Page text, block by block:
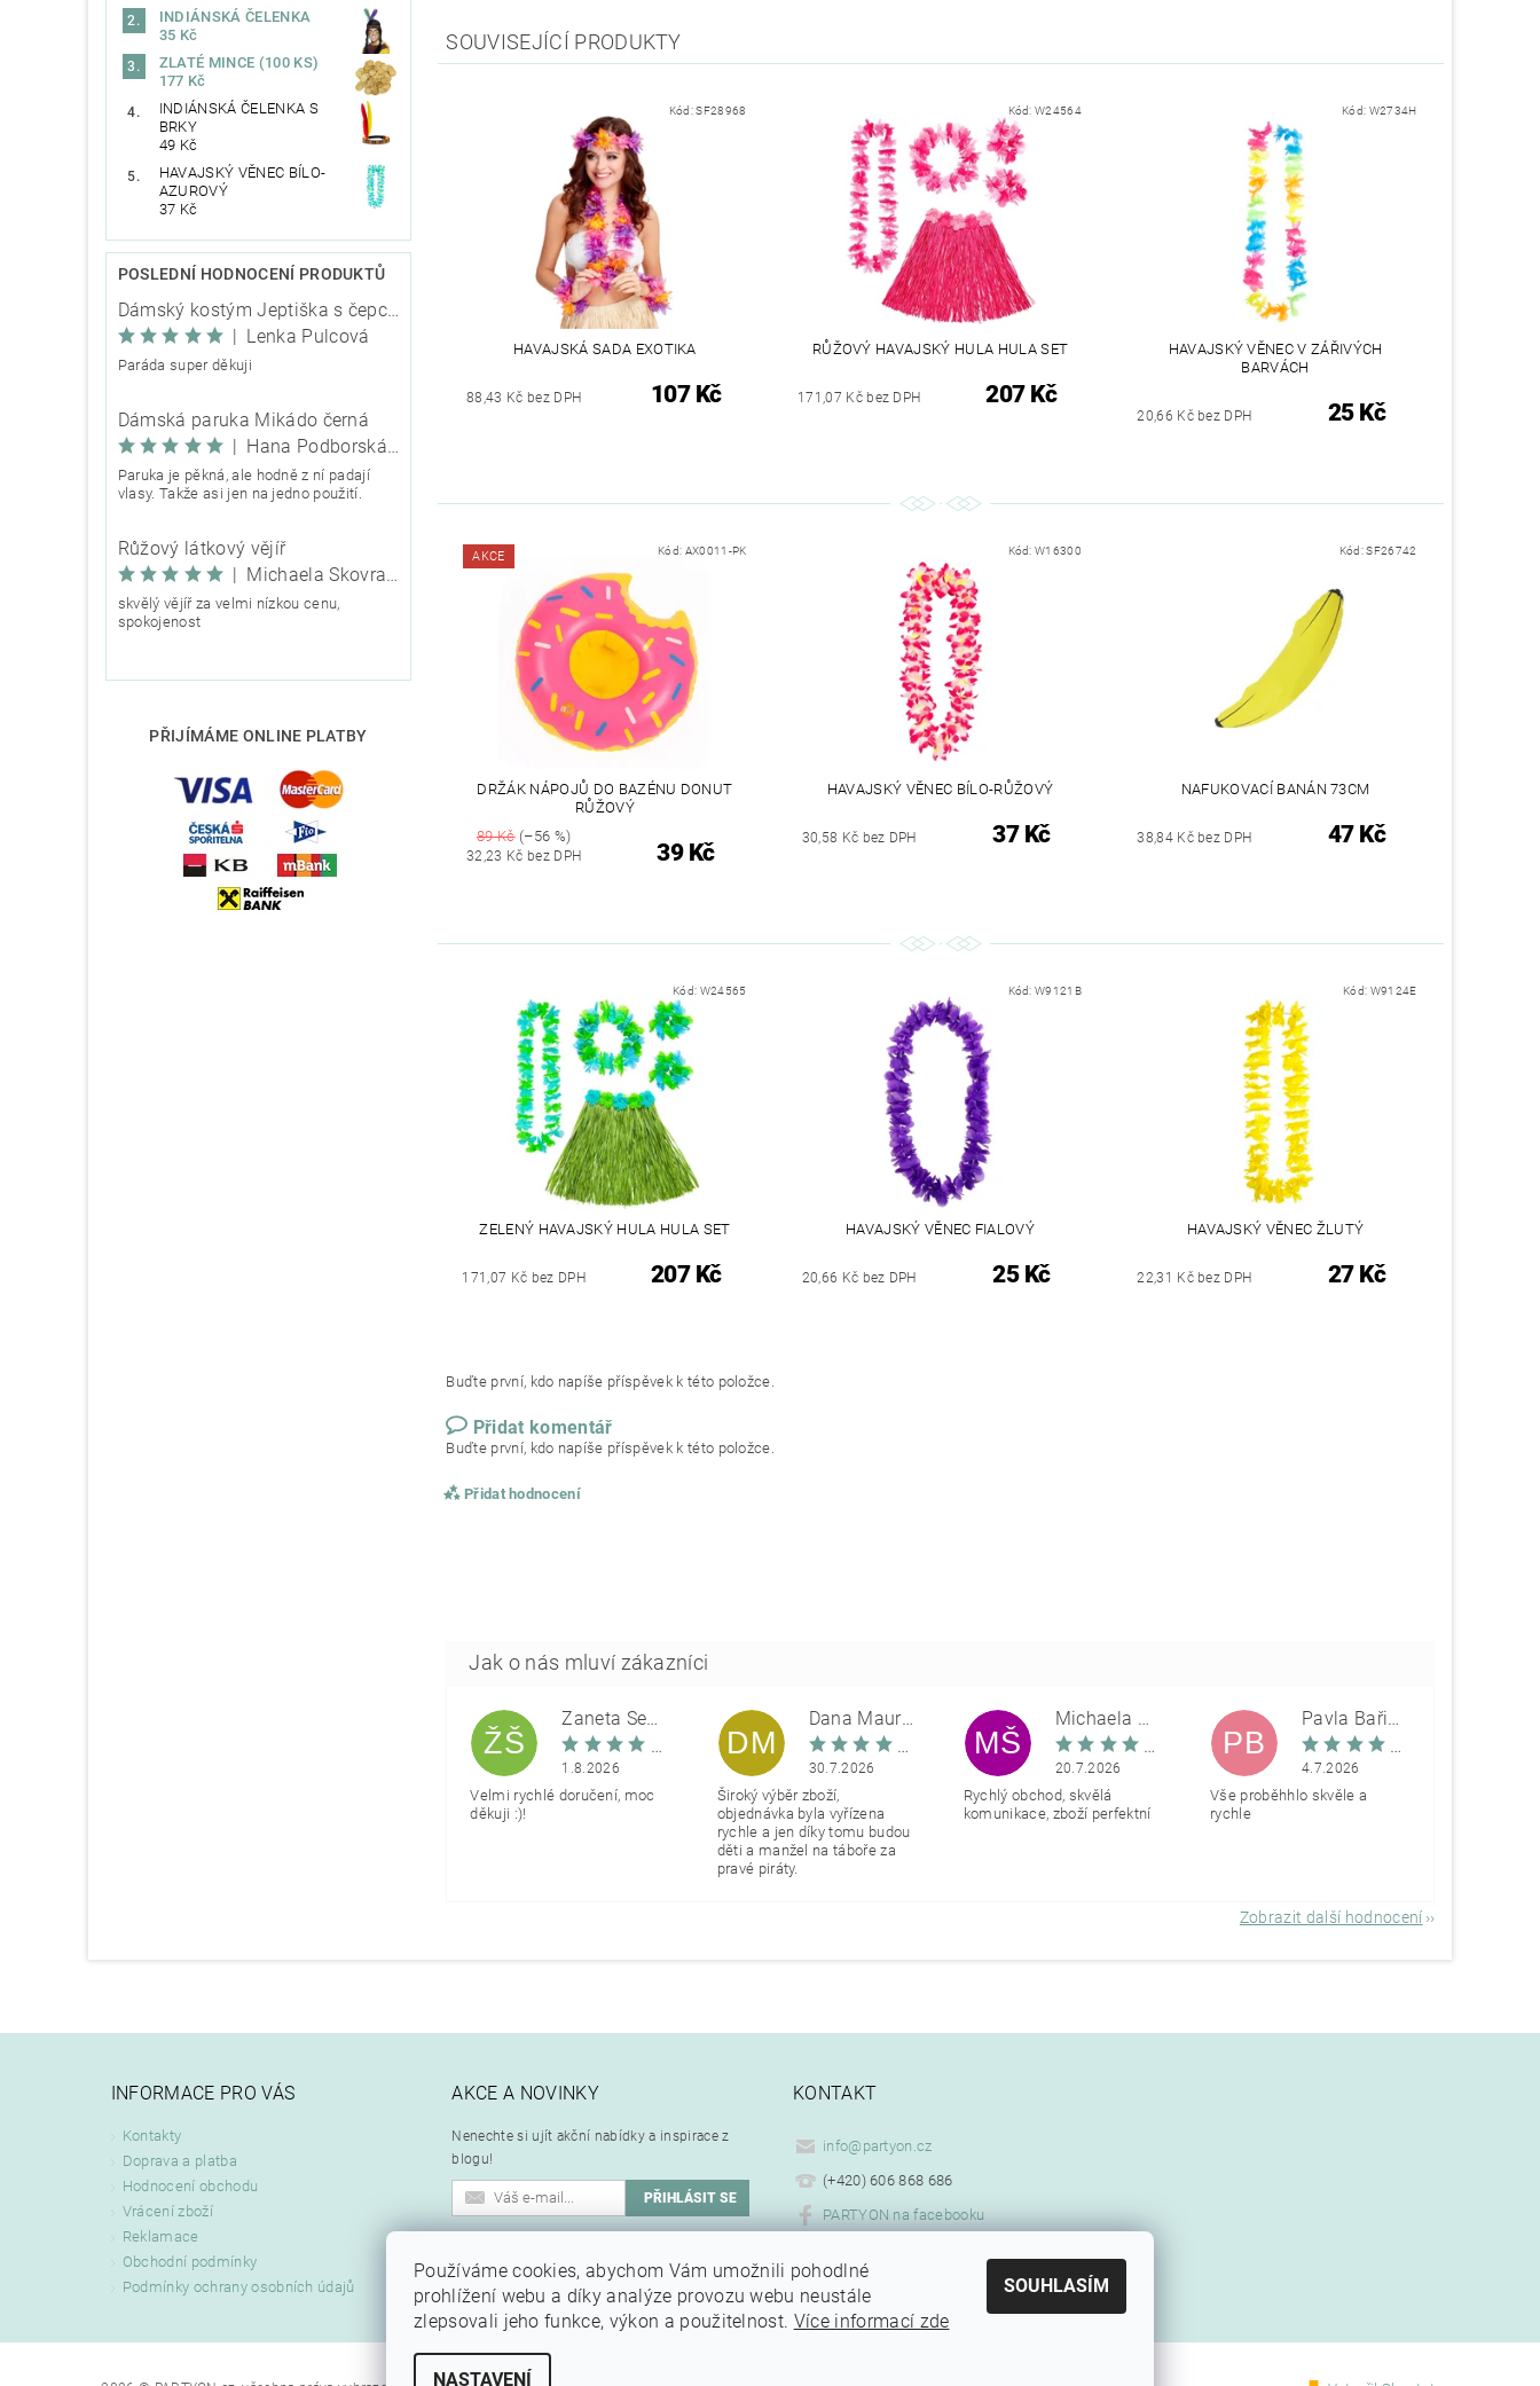
INDIÁNSKÁ ČELENKA
35 Kč
ZLATÉ MINCE (100 KS)
177 Kč
INDIÁNSKÁ ČELENKA S
BRKY
49 Kč
HAVAJSKÝ VĚNEC BÍLO-
AZUROVÝ
37 Kč
POSLEDNÍ HODNOCENÍ PRODUKTŮ
Dámský kostým Jeptiška s čepcem
Lenka Pulcová
Paráda super děkuji
Dámská paruka Mikádo černá
Hana Podborská TRIXIE
Paruka je pěkná, ale hodně z ní padají
vlasy. Takže asi jen na jedno použití.
Růžový látkový vějíř
Michaela Škovranová
skvělý vějíř za velmi nízkou cenu,
spokojenost
PŘIJÍMÁME ONLINE PLATBY
SOUVISEJÍCÍ PRODUKTY
Kód:SF28968
HAVAJSKÁ SADA EXOTIKA
88,43 Kč bez DPH 107 Kč
Kód:W24564
RŮŽOVÝ HAVAJSKÝ HULA HULA SET
171,07 Kč bez DPH 207 Kč
Kód: W2734H
HAVAJSKÝ VĚNEC V ZÁŘIVÝCH
BARVÁCH
20,66 Kč bez DPH 25 Kč
AKCE Kód: AX0011-PK
DRŽÁK NÁPOJŮ DO BAZÉNU DONUT
RŮŽOVÝ
89 Kč(–56 %)
32,23 Kč bez DPH 39 Kč
Kód:W16300
HAVAJSKÝ VĚNEC BÍLO-RŮŽOVÝ
30,58 Kč bez DPH 37 Kč
Kód:SF26742
NAFUKOVACÍ BANÁN 73CM
38,84 Kč bez DPH 47 Kč
Kód: W24565
ZELENÝ HAVAJSKÝ HULA HULA SET
171,07 Kč bez DPH 207 Kč
Kód:W9121B
HAVAJSKÝ VĚNEC FIALOVÝ
20,66 Kč bez DPH 25 Kč
Kód: W9124E
HAVAJSKÝ VĚNEC ŽLUTÝ
22,31 Kč bez DPH 27 Kč
Buďte první, kdo napíše příspěvek k této položce.
Přidat komentář
Buďte první, kdo napíše příspěvek k této položce.
Přidat hodnocení
ŽŠ
Žaneta Šemberová
1.8.2026
Velmi rychlé doručení, moc
děkuji :)!
DM
Dana Maurerová
30.7.2026
Široký výběr zboží,
objednávka byla vyřízena
rychle a jen díky tomu budou
děti a manžel na táboře za
pravé piráty.
MŠ
Michaela Škovranová
20.7.2026
Rychlý obchod, skvělá
komunikace, zboží perfektní
PB
Pavla Bařinová
4.7.2026
Vše proběhhlo skvěle a
rychle
Zobrazit další hodnocení
INFORMACE PRO VÁS
Kontakty
Doprava a platba
Hodnocení obchodu
Vrácení zboží
Reklamace
Obchodní podmínky
Podmínky ochrany osobních údajů
AKCE A NOVINKY
Nenechte si ujít akční nabídky a inspirace z
blogu!
zpracováním osobních údajů.
KONTAKT
info@ partyon.cz
(+420) 606 868 686
PARTYON na facebooku
Používáme cookies, abychom Vám umožnili pohodlné
prohlížení webu a díky analýze provozu webu neustále
zlepsovali jeho funkce, výkon a použitelnost. Více informací zde
NASTAVENÍ
SOUHLASÍM